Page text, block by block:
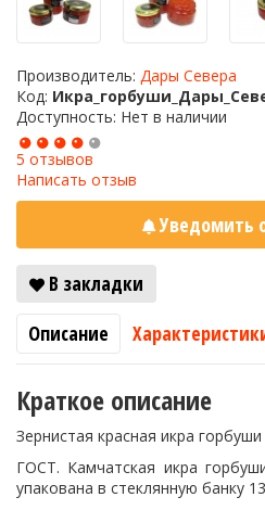
Производитель: Дары Севера
Код:
Доступность: Нет в наличии
5 отзывов
Написать отзыв
Уведомить
В закладки
Описание
Краткое описание
Зернистая красная икра
ГОСТ. Камчатская икра
упакована в стеклянную банку